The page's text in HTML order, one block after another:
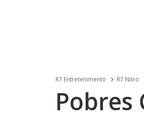
R7 Entretenimento R7 Nitro